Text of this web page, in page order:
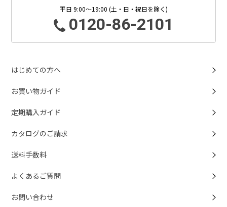
平日 9:00～19:00 (土・日・祝日を除く)
0120-86-2101
はじめての方へ
お買い物ガイド
定期購入ガイド
カタログのご請求
送料手数料
よくあるご質問
お問い合わせ